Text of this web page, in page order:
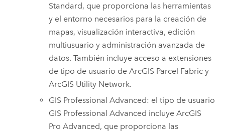
Standard, que proporciona las herramientas
y el entorno necesarios para la creación de
mapas, visualización interactiva, edición
multiusuario y administración avanzada de
datos. También incluye acceso a extensiones
de tipo de usuario deArcGIS Parcel Fabric y
ArcGIS Utility Network.
GIS Professional Advanced: el tipo de usuario
GIS Professional Advanced incluyeArcGIS
Pro Advanced, que proporciona las